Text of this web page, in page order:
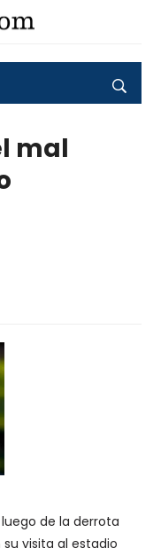
mal
de la derrota
su visita al estadio